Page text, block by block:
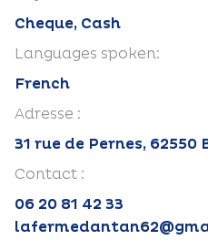
Cheque, Cash
Languages spoken:
French
Adresse :
31 rue de Pernes, 62550
Contact :
06 20 81 42 33